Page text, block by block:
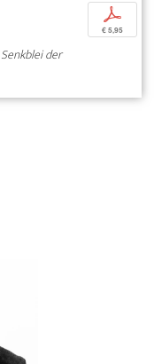
Senkblei der
p
€ 5,95